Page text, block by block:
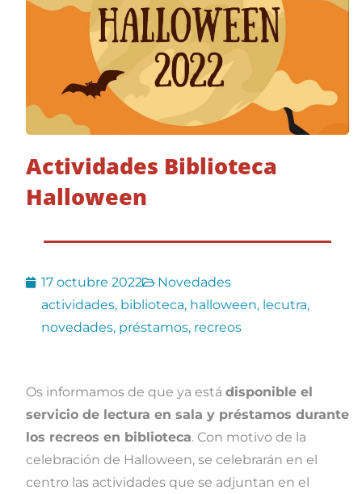
Actividades Biblioteca
Halloween
17 octubre 2022
Novedades
actividades, biblioteca, halloween, lecutra,
novedades, préstamos, recreos
Os informamos de que ya está disponible el
servicio de lectura en sala y préstamos durante
los recreos en biblioteca. Con motivo de la
celebración de Halloween, se celebrarán en el
centro las actividades que se adjuntan en el